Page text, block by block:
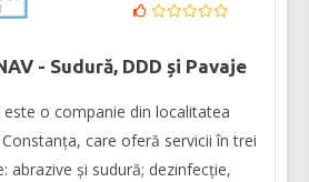
- Sudură, DDD și Pavaje
este o companie din localitatea
care oferă servicii în trei
abrazive și sudură; dezinfecție,